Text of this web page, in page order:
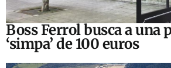
Boss Ferrol busca a una
‘simpa’ de 100 euros